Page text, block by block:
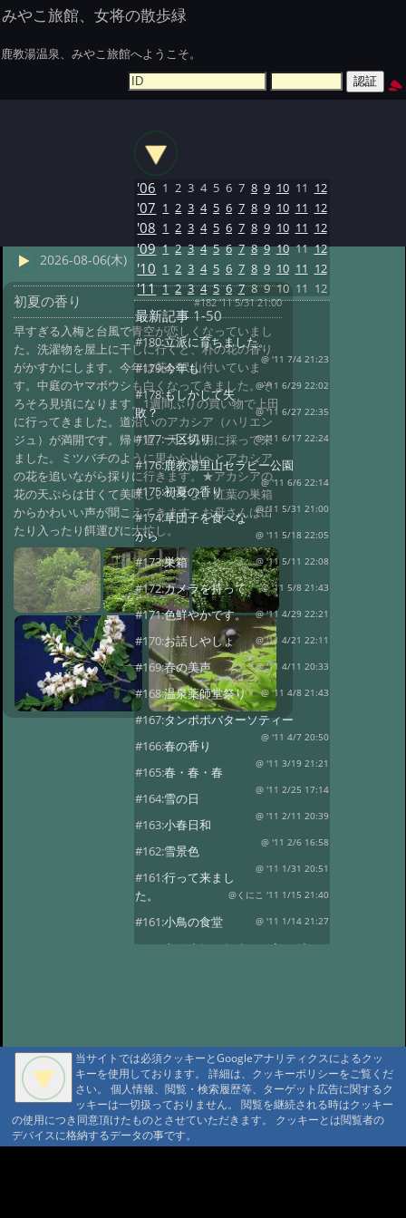
みやこ旅館、女将の散歩緑
鹿教湯温泉、みやこ旅館へようこそ。
2026-08-06(木)
初夏の香り #182 '11 5/31 21:00
早すぎる入梅と台風で青空が恋しくなっていまし
た。洗濯物を屋上に干しに行くと、朴の花の香り
がかすかにします。今年は花が沢山付いていま
す。中庭のヤマボウシも白くなってきました。そ
ろそろ見頃になります。1週間ぶりの買い物で上田
に行ってきました。道沿いのアカシア（ハリエン
ジュ）が満開です。帰り道、天ぷら用に採って来
ました。ミツバチのように里から山へとアカシア
の花を追いながら採りに行きます。★アカシアの
花の天ぷらは甘くて美味しいですよ。紅葉の巣箱
からかわいい声が聞こえてきます。お母さんは出
たり入ったり餌運びに大忙し。
'06 1 2 3 4 5 6 7 8 9 10 11 12
'07 1 2 3 4 5 6 7 8 9 10 11 12
'08 1 2 3 4 5 6 7 8 9 10 11 12
'09 1 2 3 4 5 6 7 8 9 10 11 12
'10 1 2 3 4 5 6 7 8 9 10 11 12
'11 1 2 3 4 5 6 7 8 9 10 11 12
最新記事1-50
#180:立派に育ちました。
@ '11 7/4 21:23
#179:今年も
@ '11 6/29 22:02
#178:もしかして失
敗？
@ '11 6/27 22:35
#177:一区切り @ '11 6/17 22:24
#176:鹿教湯里山セラピー公園
@ '11 6/6 22:14
#175:初夏の香り
@ '11 5/31 21:00
#174:草団子を食べな
がら
@ '11 5/18 22:05
#173:巣箱 @ '11 5/11 22:08
#172:カメラを持って @ '11 5/8 21:43
#171:色鮮やかです。 @ '11 4/29 22:21
#170:お話しやしょ @ '11 4/21 22:11
#169:春の美声 @ '11 4/11 20:33
#168:温泉薬師堂祭り @ '11 4/8 21:43
#167:タンポポバターソティー
@ '11 4/7 20:50
#166:春の香り
@ '11 3/19 21:21
#165:春・春・春
@ '11 2/25 17:14
#164:雪の日
@ '11 2/11 20:39
#163:小春日和
@ '11 2/6 16:58
#162:雪景色
@ '11 1/31 20:51
#161:行って来まし
た。
@くにこ '11 1/15 21:40
#161:小鳥の食堂 @ '11 1/14 21:27
#160:あけましておめでとうござい
#157:今日は疲れました。
@ '10 11/29 22:37
#156:寒い朝です。
@ '10 11/19 22:16
#155:そろそろ冬支度
@ '10 11/4 10:30
#154:白い峰
#153:ふじばかまとア
当サイトでは必須クッキーとGoogleアナリティクスによるクッ
キーを使用しております。 詳細は、クッキーポリシーをご覧くだ
さい。 個人情報、閲覧・検索履歴等、ターゲット広告に関するク
ッキーは一切扱っておりません。 閲覧を継続される時はクッキー
の使用につき同意頂けたものとさせていただきます。 クッキーとは閲覧者の
デバイスに格納するデータの事です。